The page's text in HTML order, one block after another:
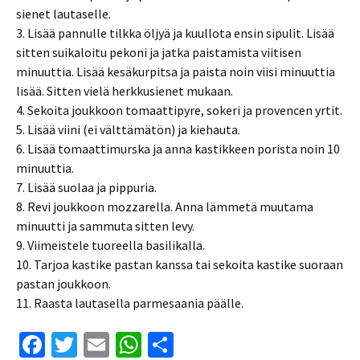
sienet lautaselle.
3. Lisää pannulle tilkka öljyä ja kuullota ensin sipulit. Lisää
sitten suikaloitu pekoni ja jatka paistamista viitisen
minuuttia. Lisää kesäkurpitsa ja paista noin viisi minuuttia
lisää. Sitten vielä herkkusienet mukaan.
4. Sekoita joukkoon tomaattipyre, sokeri ja provencen yrtit.
5. Lisää viini (ei välttämätön) ja kiehauta.
6. Lisää tomaattimurska ja anna kastikkeen porista noin 10
minuuttia.
7. Lisää suolaa ja pippuria.
8. Revi joukkoon mozzarella. Anna lämmetä muutama
minuutti ja sammuta sitten levy.
9. Viimeistele tuoreella basilikalla.
10. Tarjoa kastike pastan kanssa tai sekoita kastike suoraan
pastan joukkoon.
11. Raasta lautasella parmesaania päälle.
Fa T
E
W